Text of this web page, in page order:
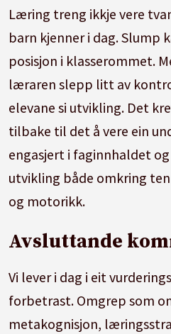
Læring treng ikkje vere
barn kjenner i dag. Slump
posisjon i klasserommet.
læraren slepp litt av
elevane si utvikling. Det
tilbake til det å vere ein
engasjert i faginnhaldet
utvikling både omkring
og motorikk.
Avsluttande
Vi lever i dag i eit
forbetrast. Omgrep som
metakognisjon,